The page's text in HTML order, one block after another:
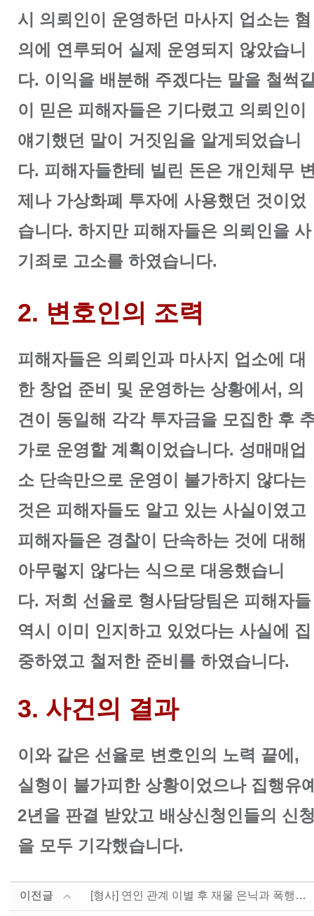
시 의뢰인이 운영하던 마사지 업소는 혐
의에 연루되어 실제 운영되지 않았습니
다. 이익을 배분해 주겠다는 말을 철썩
이 믿은 피해자들은 기다렸고 의뢰인이
얘기했던 말이 거짓임을 알게되었습니
다. 피해자들한테 빌린 돈은 개인체무
제나 가상화폐 투자에 사용했던 것이었
습니다. 하지만 피해자들은 의뢰인을 사
기죄로 고소를 하였습니다.
2. 변호인의 조력
피해자들은 의뢰인과 마사지 업소에 대
한 창업 준비 및 운영하는 상황에서, 의
견이 동일해 각각 투자금을 모집한 후
가로 운영할 계획이었습니다. 성매매업
소 단속만으로 운영이 불가하지 않다는
것은 피해자들도 알고 있는 사실이였고
피해자들은 경찰이 단속하는 것에 대해
아무렇지 않다는 식으로 대응했습니
다. 저희 선율로 형사담당팀은 피해자들
역시 이미 인지하고 있었다는 사실에 집
중하였고 철저한 준비를 하였습니다.
3. 사건의 결과
이와 같은 선율로 변호인의 노력 끝에,
실형이 불가피한 상황이었으나 집행유
2년을 판결 받았고 배상신청인들의 신
을 모두 기각했습니다.
이전글 [형사] 연인 관계 이별 후 재물 은닉과 폭행에 대한 ....